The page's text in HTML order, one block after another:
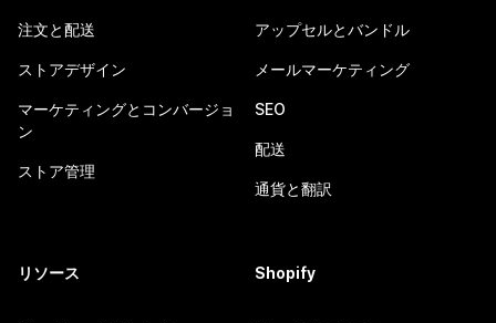
注文と配送
ストアデザイン
マーケティングとコンバージョ
ン
ストア管理
アップセルとバンドル
メールマーケティング
SEO
配送
通貨と翻訳
リソース Shopify